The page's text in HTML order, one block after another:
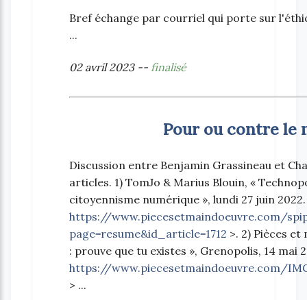
Bref échange par courriel qui porte sur
...
02 avril 2023 -- finalisé
Pour ou contre le
Discussion entre Benjamin Grassineau et
articles. 1) TomJo & Marius Blouin, «
citoyennisme numérique », lundi 27 juin
https://www.piecesetmaindoeuvre.com/
page=resume&id_article=1712 >. 2) Pièces
: prouve que tu existes », Grenopolis, 14 mai
https://www.piecesetmaindoeuvre.com/
> ...